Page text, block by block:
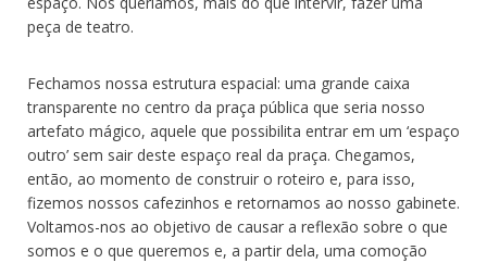
peça de teatro.
Fechamos nossa estrutura espacial: uma grande caixa
transparente no centro da praça pública que seria nosso
artefato mágico, aquele que possibilita entrar em um ‘espaço
outro’ sem sair deste espaço real da praça. Chegamos,
então, ao momento de construir o roteiro e, para isso,
fizemos nossos cafezinhos e retornamos ao nosso gabinete.
Voltamos-nos ao objetivo de causar a reflexão sobre o que
somos e o que queremos e, a partir dela, uma comoção